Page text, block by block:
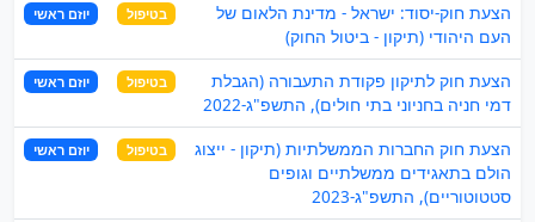
הצעת חוק-יסוד: ישראל - מדינת הלאום של
העם היהודי (תיקון - ביטול החוק)
בטיפול יוזם ראשי
הצעת חוק לתיקון פקודת התעבורה (הגבלת
דמי חניה בחניוני בתי חולים), התשפ"ג-2022
בטיפול יוזם ראשי
הצעת חוק החברות הממשלתיות (תיקון - ייצוג
הולם בתאגידים ממשלתיים וגופים
סטטוטוריים), התשפ"ג-2023
בטיפול יוזם ראשי